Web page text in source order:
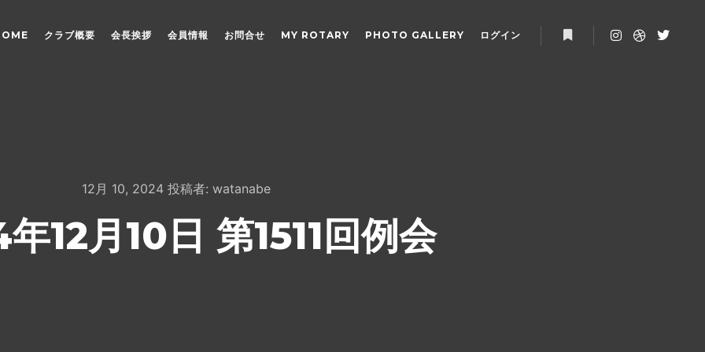
クラブ概要 会長挨拶 会員情報 お問合せ MY ROTARY PHOTO GALLERY
ログイン
12月 10, 2024 投稿者: watanabe
12月10日 第1511回例会